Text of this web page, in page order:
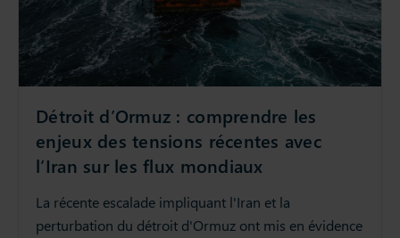
Détroit d’Ormuz : comprendre les
enjeux des tensions récentes avec
l’Iran sur les flux mondiaux
La récente escalade impliquant l'Iran et la
perturbation du détroit d'Ormuz ont mis en évidence